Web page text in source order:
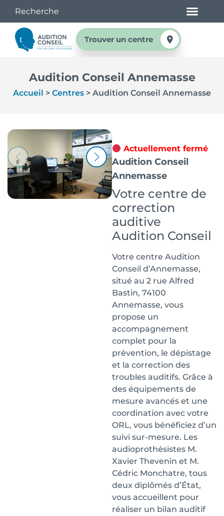
Trouver un centre
Audition Conseil Annemasse
Accueil > Centres > Audition Conseil Annemasse
Actuellement fermé
Audition Conseil
Annemasse
Votre centre de
correction
auditive
Audition Conseil
Votre centre Audition
Conseil d’Annemasse,
situé au 2 rue Alfred
Bastin, 74100
Annemasse, vous
propose un
accompagnement
complet pour la
prévention, le dépistage
et la correction des
troubles auditifs. Grâce à
des équipements de
mesure avancés et une
coordination avec votre
ORL, vous bénéficiez d’un
suivi sur-mesure. Les
audioprothésistes M.
Xavier Thevenin et M.
Cédric Monchatre, tous
deux diplômés d’État,
vous accueillent pour
réaliser un bilan auditif